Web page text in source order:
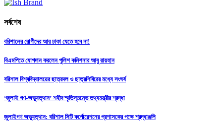
সর্বশেষ
বরিশালের রোগীদের আর ঢাকা যেতে হবে না!
বিএমপিতে যোগদান করলেন পুলিশ কমিশনার আবু রায়হান
বরিশাল বিশ্ববিদ্যালয়ের ছাত্রদল ও ছাত্রশিবিরের মধ্যে সংঘর্ষ
‘জুলাই গণ-অভ্যুত্থান’ শহীদ স্মৃতিস্তম্ভে তথ্যমন্ত্রীর শ্রদ্ধা
জুলাইগণ অভ্যুত্থান: বরিশাল সিটি কর্পোরেশনের প্রশাসকের পক্ষে শ্রদ্ধাঞ্জলি